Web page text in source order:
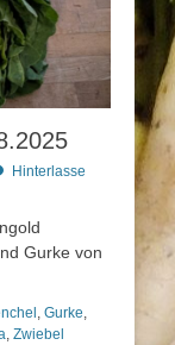
Hinterlasse
Gurke von
, Gurke,
, Zwiebel